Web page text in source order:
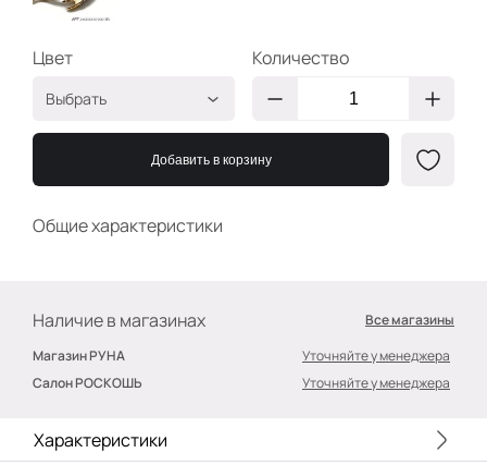
Общие характеристики
Наличие в магазинах
Все магазины
Магазин РУНА
Уточняйте у менеджера
Салон РОСКОШЬ
Уточняйте у менеджера
Цвет
Выбрать
G/
Количество
Добавить в корзину
Характеристики